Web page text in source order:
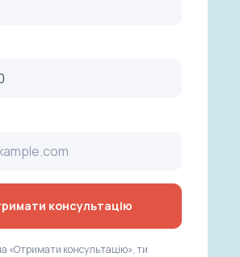
консультацію
«Отримати консультацію», ти